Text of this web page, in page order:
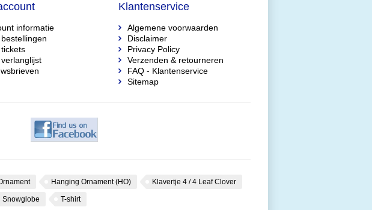
informatie
Klantenservice
Algemene voorwaarden
Disclaimer
Privacy Policy
Verzenden & retourneren
FAQ - Klantenservice
Sitemap
Hanging Ornament (HO) Klavertje 4 / 4 Leaf Clover
Snowglobe T-shirt